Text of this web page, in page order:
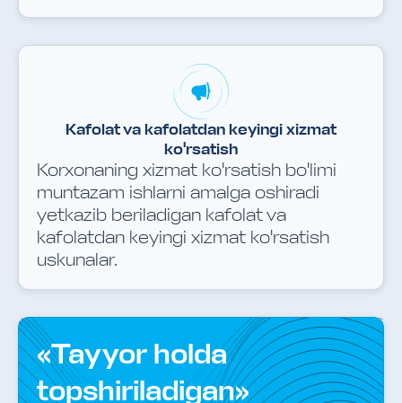
Kafolat va kafolatdan keyingi xizmat
ko'rsatish
Korxonaning xizmat ko'rsatish bo'limi
muntazam ishlarni amalga oshiradi
yetkazib beriladigan kafolat va
kafolatdan keyingi xizmat ko'rsatish
uskunalar.
«Tayyor holda
topshiriladigan»